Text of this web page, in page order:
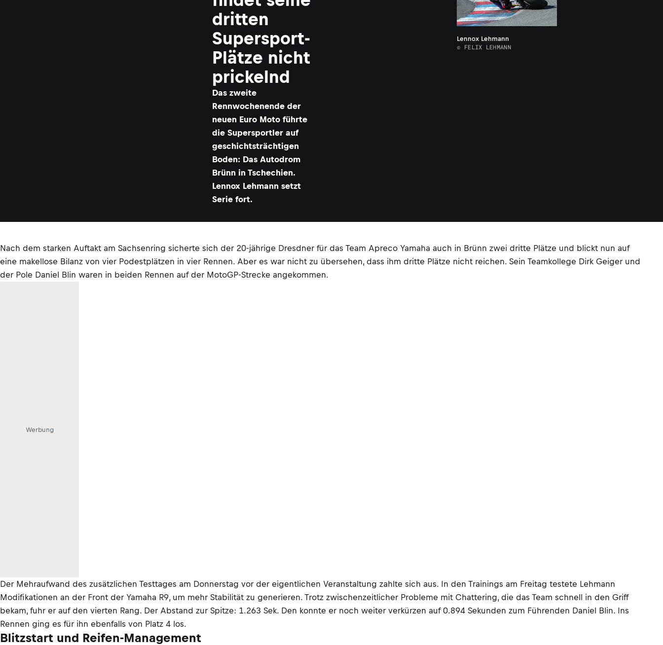
dritten
Supersport-
Plätze nicht
prickelnd
Das zweite
Rennwochenende der
neuen Euro Moto führte
die Supersportler auf
geschichtsträchtigen
Boden: Das Autodrom
Brünn in Tschechien.
Lennox Lehmann setzt
Serie fort.
Lennox Lehmann
© FELIX LEHMANN
Nach dem starken Auftakt am Sachsenring sicherte sich der 20-jährige Dresdner für das Team Apreco Yamaha auch in Brünn zwei dritte Plätze und blickt nun auf
eine makellose Bilanz von vier Podestplätzen in vier Rennen. Aber es war nicht zu übersehen, dass ihm dritte Plätze nicht reichen. Sein Teamkollege Dirk Geiger und
der Pole Daniel Blin waren in beiden Rennen auf der MotoGP-Strecke angekommen.
Werbung
Der Mehraufwand des zusätzlichen Testtages am Donnerstag vor der eigentlichen Veranstaltung zahlte sich aus. In den Trainings am Freitag testete Lehmann
Modifikationen an der Front der Yamaha R9, um mehr Stabilität zu generieren. Trotz zwischenzeitlicher Probleme mit Chattering, die das Team schnell in den Griff
bekam, fuhr er auf den vierten Rang. Der Abstand zur Spitze: 1.263 Sek. Den konnte er noch weiter verkürzen auf 0.894 Sekunden zum Führenden Daniel Blin. Ins
Rennen ging es für ihn ebenfalls von Platz 4 los.
Blitzstart und Reifen-Management